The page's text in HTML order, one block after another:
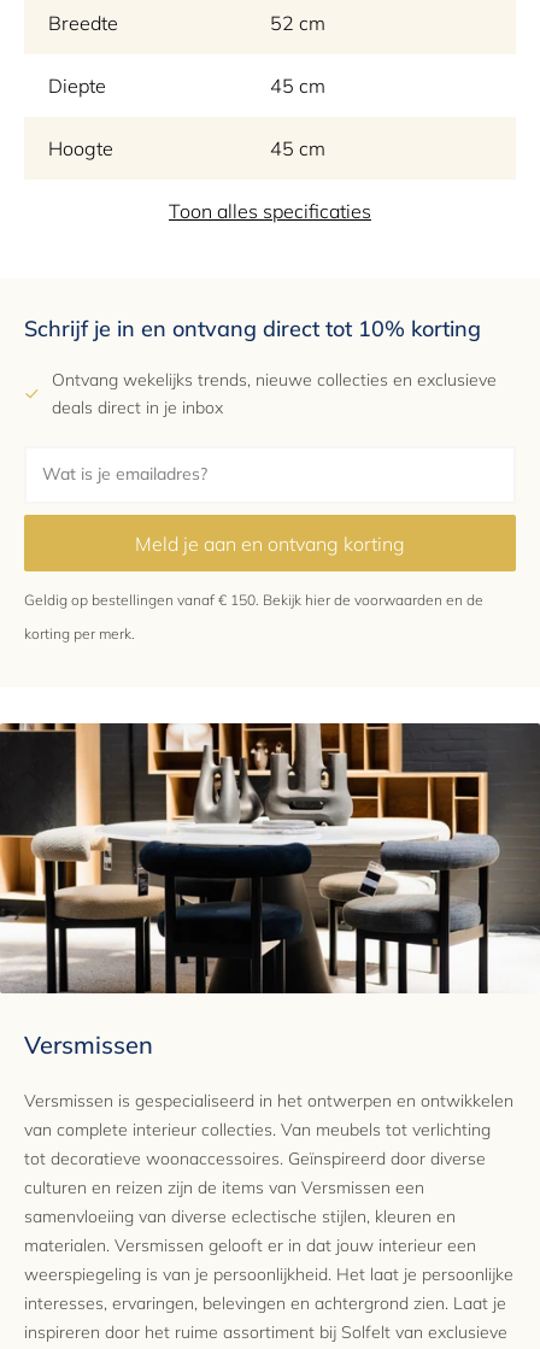
Breedte 52 cm
Diepte 45 cm
Hoogte 45 cm
Petrified Wood
EAN 6152414080087
Garantie
Toon alles specificaties
Schrijf je in en ontvang direct tot 10% korting
Ontvang wekelijks trends, nieuwe collecties en exclusieve
deals direct in je inbox
Meld je aan en ontvang korting
Geldig op bestellingen vanaf € 150. Bekijk hier de voorwaarden en de
korting per merk.
Versmissen
Versmissen is gespecialiseerd in het ontwerpen en ontwikkelen
van complete interieur collecties. Van meubels tot verlichting
tot decoratieve woonaccessoires. Geïnspireerd door diverse
culturen en reizen zijn de items van Versmissen een
samenvloeiing van diverse eclectische stijlen, kleuren en
materialen. Versmissen gelooft er in dat jouw interieur een
weerspiegeling is van je persoonlijkheid. Het laat je persoonlijke
interesses, ervaringen, belevingen en achtergrond zien. Laat je
inspireren door het ruime assortiment bij Solfelt van exclusieve